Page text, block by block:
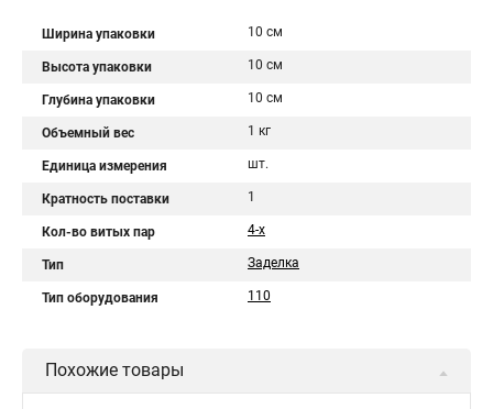
Ширина упаковки 10 см
Высота упаковки 10 см
Глубина упаковки 10 см
Объемный вес 1 кг
Единица измерения шт.
Кратность поставки 1
Кол-во витых пар 4-х
Тип Заделка
Тип оборудования 110
Похожие товары